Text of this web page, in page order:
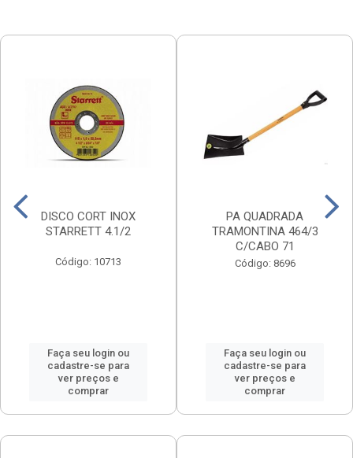
DISCO CORT INOX
STARRETT 4.1/2
Código: 10713
Faça seu login ou
cadastre-se para
ver preços e
comprar
PA QUADRADA
TRAMONTINA 464/3
C/CABO 71
Código: 8696
Faça seu login ou
cadastre-se para
ver preços e
comprar